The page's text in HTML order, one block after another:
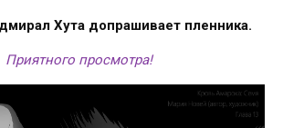
Хута допрашивает пленника.
Приятного просмотра!